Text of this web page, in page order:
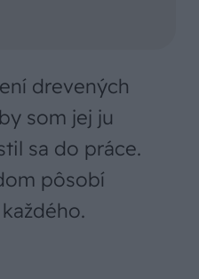
drevených
som jej ju
sa do práce.
pôsobí